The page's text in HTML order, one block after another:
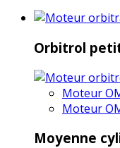
Orbitrol
Moteur
Moteur
Moyenne